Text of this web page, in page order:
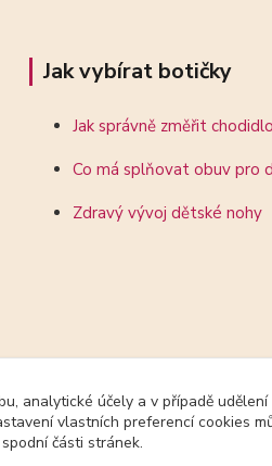
Jak vybírat botičky
Jak správně změřit
Co má splňovat obuv pro
Zdravý vývoj dětské nohy
analytické účely a v případě
vlastních preferencí cookies
části stránek.